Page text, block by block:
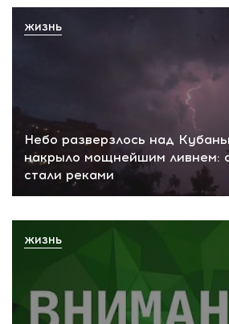
Небо разверзлось над
накрыло мощнейшим ливнем:
стали реками
ЖИЗНЬ
ЖИЗНЬ